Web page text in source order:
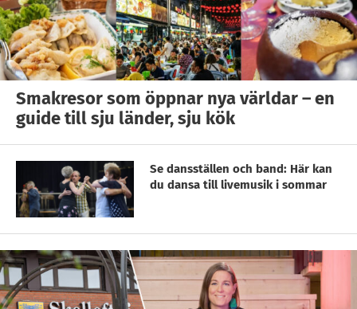
Smakresor som öppnar nya världar – en
guide till sju länder, sju kök
Se dansställen och band: Här kan
du dansa till livemusik i sommar